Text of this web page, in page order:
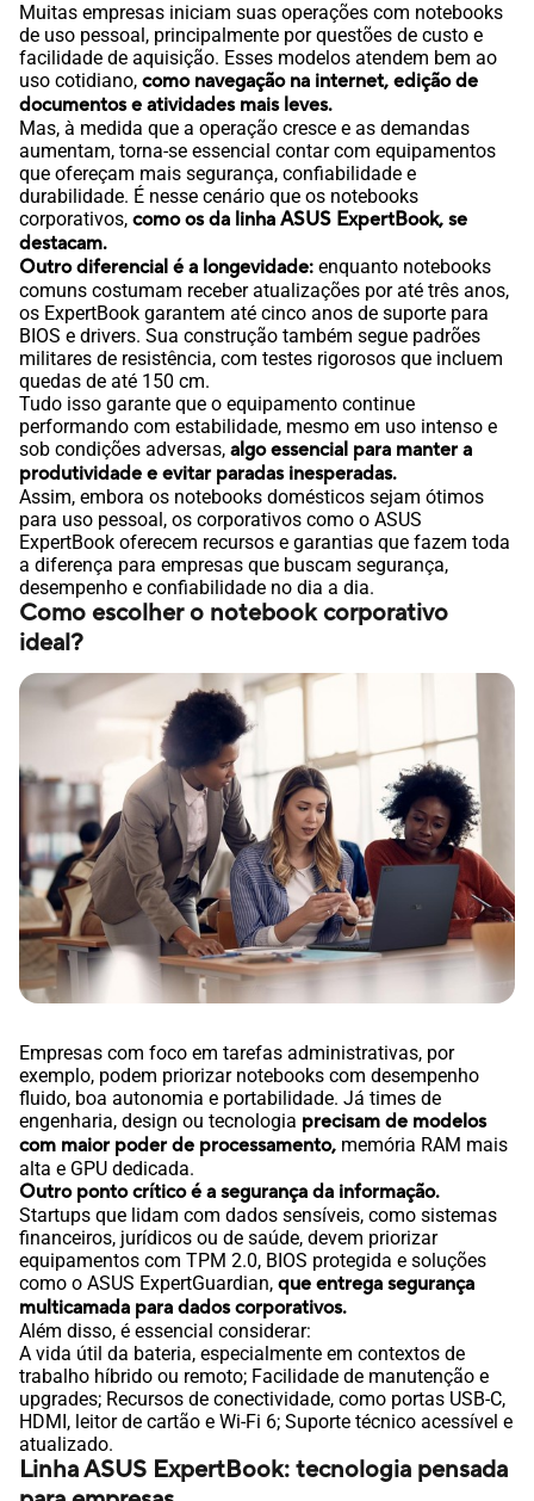
Muitas empresas iniciam suas operações com notebooks
de uso pessoal, principalmente por questões de custo e
facilidade de aquisição. Esses modelos atendem bem ao
uso cotidiano, como navegação na internet, edição de
documentos e atividades mais leves.
Mas, à medida que a operação cresce e as demandas
aumentam, torna-se essencial contar com equipamentos
que ofereçam mais segurança, confiabilidade e
durabilidade. É nesse cenário que os notebooks
corporativos, como os da linha ASUS ExpertBook, se
destacam.
Outro diferencial é a longevidade: enquanto notebooks
comuns costumam receber atualizações por até três anos,
os ExpertBook garantem até cinco anos de suporte para
BIOS e drivers. Sua construção também segue padrões
militares de resistência, com testes rigorosos que incluem
quedas de até 150 cm.
Tudo isso garante que o equipamento continue
performando com estabilidade, mesmo em uso intenso e
sob condições adversas, algo essencial para manter a
produtividade e evitar paradas inesperadas.
Assim, embora os notebooks domésticos sejam ótimos
para uso pessoal, os corporativos como o ASUS
ExpertBook oferecem recursos e garantias que fazem toda
a diferença para empresas que buscam segurança,
desempenho e confiabilidade no dia a dia.
Como escolher o notebook corporativo
ideal?
Empresas com foco em tarefas administrativas, por
exemplo, podem priorizar notebooks com desempenho
fluido, boa autonomia e portabilidade. Já times de
engenharia, design ou tecnologia precisam de modelos
com maior poder de processamento, memória RAM mais
alta e GPU dedicada.
Outro ponto crítico é a segurança da informação.
Startups que lidam com dados sensíveis, como sistemas
financeiros, jurídicos ou de saúde, devem priorizar
equipamentos com TPM 2.0, BIOS protegida e soluções
como o ASUS ExpertGuardian, que entrega segurança
multicamada para dados corporativos.
Além disso, é essencial considerar:
A vida útil da bateria, especialmente em contextos de
trabalho híbrido ou remoto; Facilidade de manutenção e
upgrades; Recursos de conectividade, como portas USB-C,
HDMI, leitor de cartão e Wi-Fi 6; Suporte técnico acessível e
atualizado.
Linha ASUS ExpertBook: tecnologia pensada